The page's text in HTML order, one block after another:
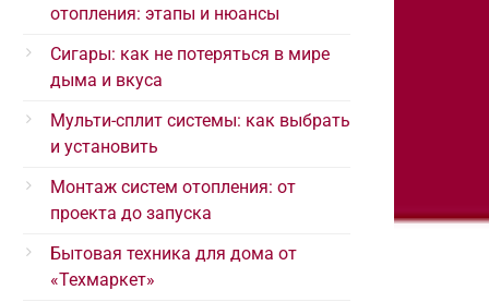
отопления: этапы и нюансы
Сигары: как не потеряться в мире
дыма и вкуса
Мульти-сплит системы: как выбрать
и установить
Монтаж систем отопления: от
проекта до запуска
Бытовая техника для дома от
«Техмаркет»